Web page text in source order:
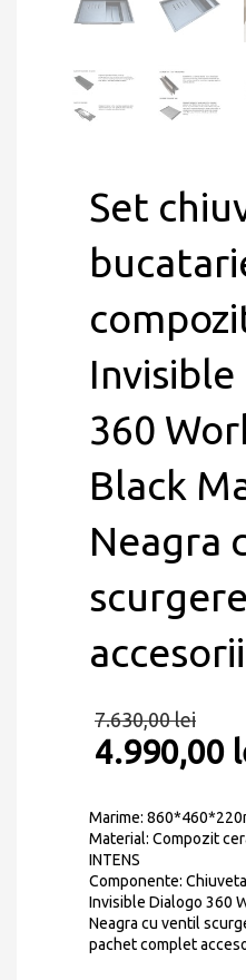
Set
360
Black
Neagra
7.630,00lei
4.990,00
Marime:
Material: Compozit
INTENS
Componente:
Invisible Dialogo 360
Neagra cu ventil
pachet complet